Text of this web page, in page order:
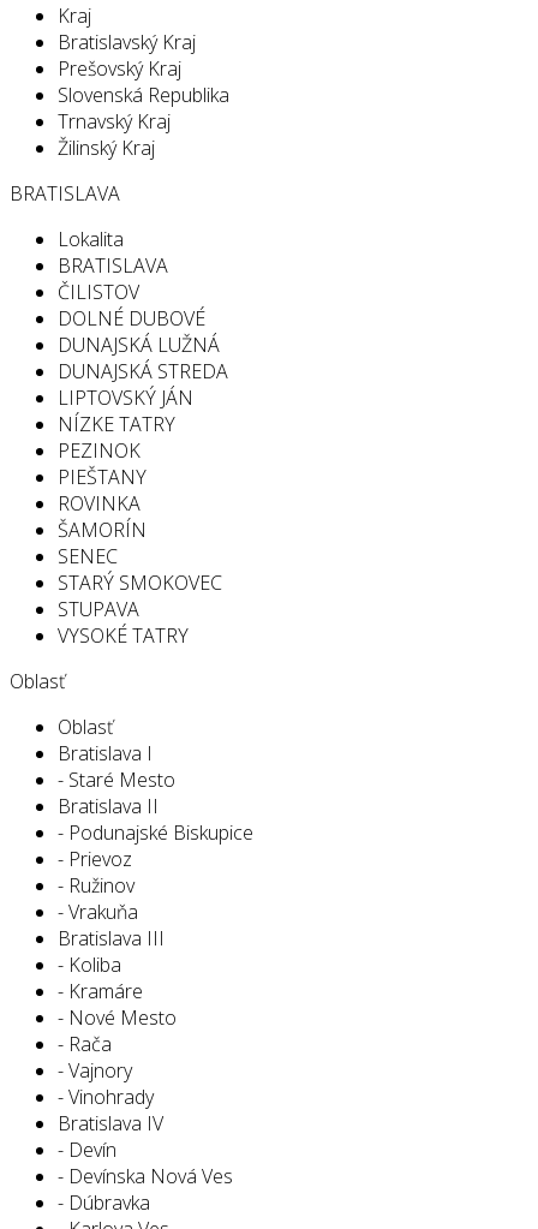
Kraj
Bratislavský Kraj
Prešovský Kraj
Slovenská Republika
Trnavský Kraj
Žilinský Kraj
BRATISLAVA
Lokalita
BRATISLAVA
ČILISTOV
DOLNÉ DUBOVÉ
DUNAJSKÁ LUŽNÁ
DUNAJSKÁ STREDA
LIPTOVSKÝ JÁN
NÍZKE TATRY
PEZINOK
PIEŠTANY
ROVINKA
ŠAMORÍN
SENEC
STARÝ SMOKOVEC
STUPAVA
VYSOKÉ TATRY
Oblasť
Oblasť
Bratislava I
- Staré Mesto
Bratislava II
- Podunajské Biskupice
- Prievoz
- Ružinov
- Vrakuňa
Bratislava III
- Koliba
- Kramáre
- Nové Mesto
- Rača
- Vajnory
- Vinohrady
Bratislava IV
- Devín
- Devínska Nová Ves
- Dúbravka